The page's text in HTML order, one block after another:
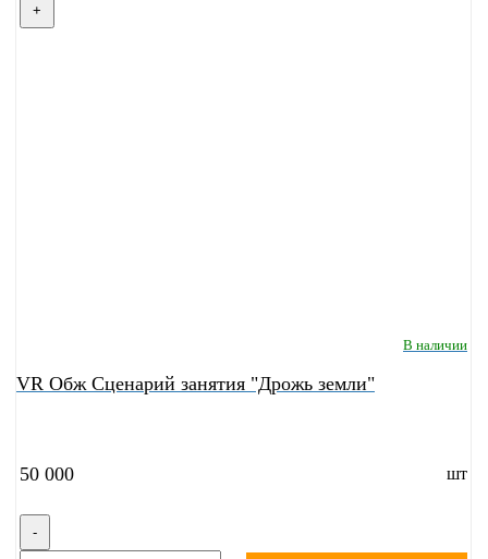
+
В наличии
VR Обж Сценарий занятия "Дрожь земли"
50 000 шт
-